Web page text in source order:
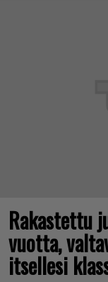
Rakastettu
vuotta,
itsellesi